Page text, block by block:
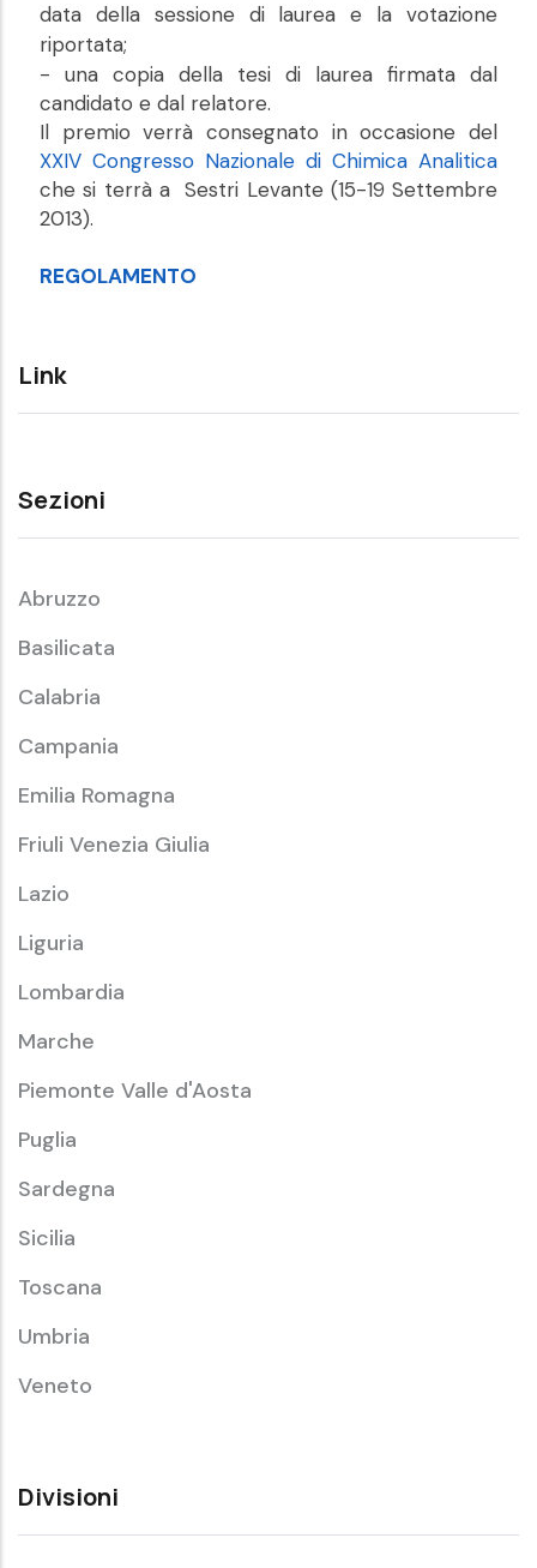
data della sessione di laurea e la votazione
riportata;
- una copia della tesi di laurea firmata dal
candidato e dal relatore.
Il premio verrà consegnato in occasione del
XXIV Congresso Nazionale di Chimica Analitica
che si terrà a Sestri Levante (15-19 Settembre
2013).
REGOLAMENTO
Link
Sezioni
Abruzzo
Basilicata
Calabria
Campania
Emilia Romagna
Friuli Venezia Giulia
Lazio
Liguria
Lombardia
Marche
Piemonte Valle d'Aosta
Puglia
Sardegna
Sicilia
Toscana
Umbria
Veneto
Divisioni